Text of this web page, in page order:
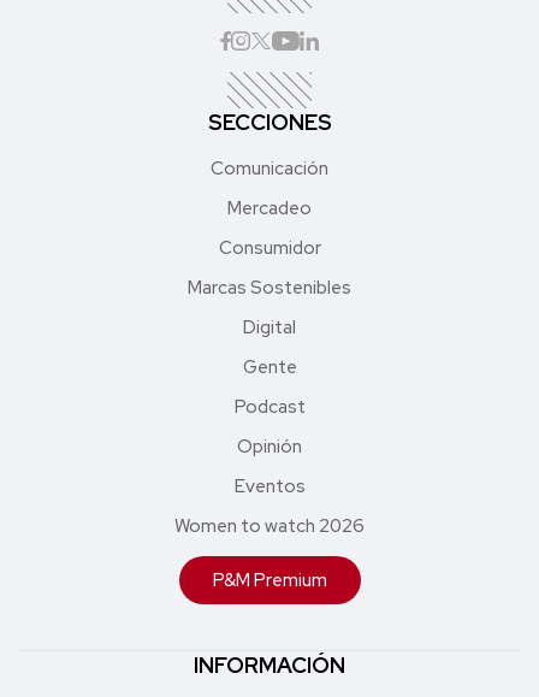
SECCIONES
Comunicación
Mercadeo
Consumidor
Marcas Sostenibles
Digital
Gente
Podcast
Opinión
Eventos
Women to watch 2026
P&M Premium
INFORMACIÓN